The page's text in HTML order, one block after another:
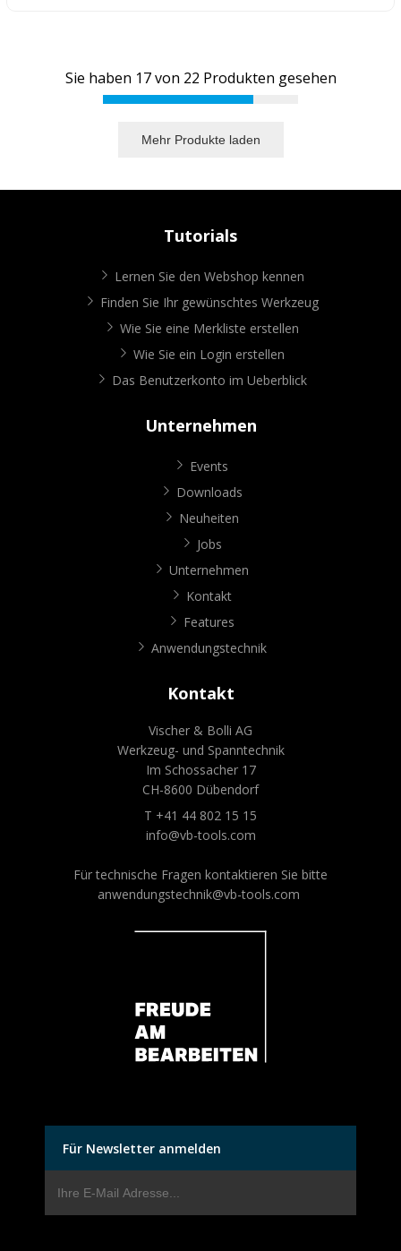
Sie haben 17von 22 Produkten gesehen
Mehr Produkte laden
Tutorials
Lernen Sie den Webshop kennen
Finden Sie Ihr gewünschtes Werkzeug
Wie Sie eine Merkliste erstellen
Wie Sie ein Login erstellen
Das Benutzerkonto im Ueberblick
Unternehmen
Events
Downloads
Neuheiten
Jobs
Unternehmen
Kontakt
Features
Anwendungstechnik
Kontakt
Vischer & Bolli AG
Werkzeug- und Spanntechnik
Im Schossacher 17
CH-8600 Dübendorf
T +41 44 802 15 15
info@vb-tools.com
Für technische Fragen kontaktieren Sie bitte
anwendungstechnik@vb-tools.com
Für Newsletter anmelden